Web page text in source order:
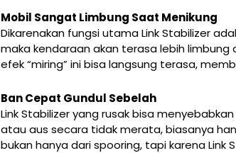
Mobil Sangat Limbung Saat Menikung
Dikarenakan fungsi utama Link Stabilizer
maka kendaraan akan terasa lebih
efek “miring” ini bisa langsung terasa,
Ban Cepat Gundul Sebelah
Link Stabilizer yang rusak bisa
atau aus secara tidak merata, biasanya
bukan hanya dari spooring, tapi karena Link